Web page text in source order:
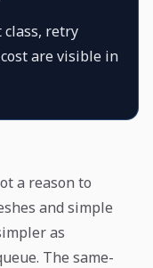
retry
are visible in
a reason to
and simple
as
The same-